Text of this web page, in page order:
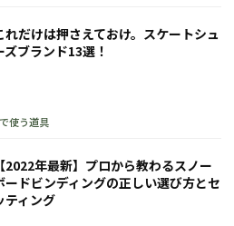
れだけは押さえておけ。スケートシュ
ズブランド13選！
使う道具
【2022年最新】プロから教わるスノー
ードビンディングの正しい選び方とセ
ティング